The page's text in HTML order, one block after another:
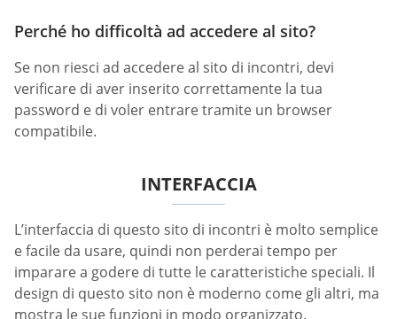
Perché ho difficoltà ad accedere al sito?
Se non riesci ad accedere al sito di incontri, devi
verificare di aver inserito correttamente la tua
password e di voler entrare tramite un browser
compatibile.
INTERFACCIA
L’interfaccia di questo sito di incontri è molto semplice
e facile da usare, quindi non perderai tempo per
imparare a godere di tutte le caratteristiche speciali. Il
design di questo sito non è moderno come gli altri, ma
mostra le sue funzioni in modo organizzato.